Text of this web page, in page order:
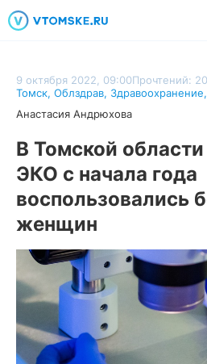
9 октября 2022, 09:00Прочтений:
Томск, Облздрав, Здравоохранение,
Анастасия Андрюхова
В Томской
ЭКО с начала года
воспользовались
женщин